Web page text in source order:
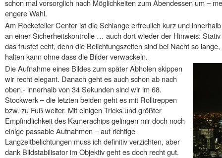
schon mal vorsorglich nach Möglichkeiten zum Abendessen um –
engere Wahl.
Am Rockefeller Center ist die Schlange erfreulich kurz und
an einer Sicherheitskontrolle … auch dort wieder der Hinweis:
das frustet echt, denn die Belichtungszeiten sind bei Nacht so
halten kann ohne dass die Bilder verwackeln.
Die Aufnahme eines Bildes zum später Abholen skippen
wir recht elegant. Danach geht es auch schon ab nach
oben.- innerhalb von 34 Sekunden sind wir im 68.
Stockwerk – die letzten beiden geht es mit Rolltreppen
bzw. zu Fuß weiter. Mit einigen Tricks und größter
Empfindlichkeit des Kamerachips gelingen mir doch noch
einige passable Aufnahmen – auf richtige
Langzeitbelichtungen muss ich definitiv verzichten, aber
dank Bildstabilisator im Objektiv geht es doch recht gut.